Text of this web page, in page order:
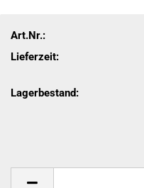
Art.Nr.:
Lieferzeit:
Lagerbestand: